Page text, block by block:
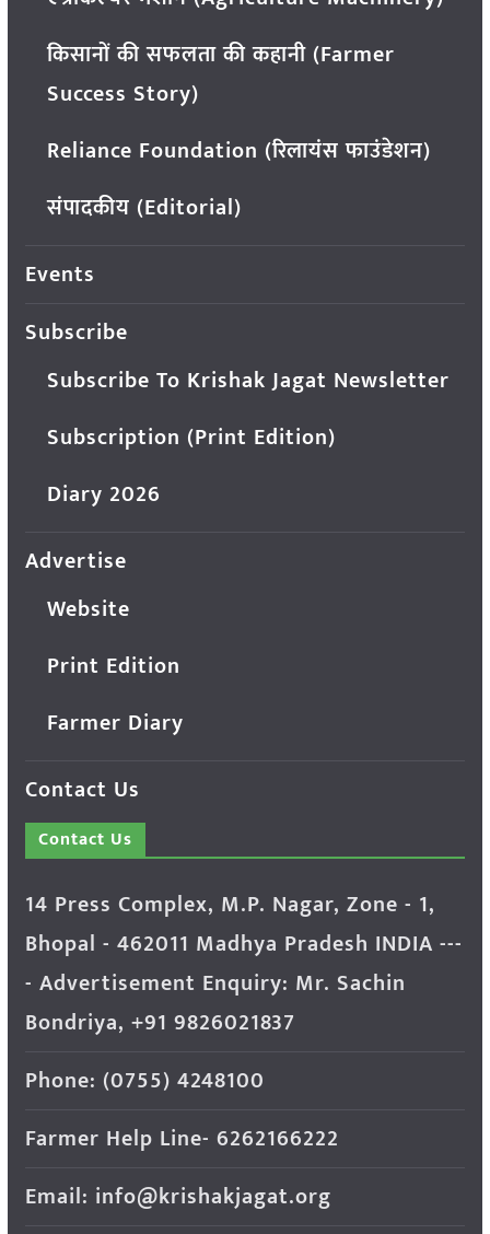
किसानों की सफलता की कहानी (Farmer
Success Story)
Reliance Foundation (रिलायंस फाउंडेशन)
संपादकीय (Editorial)
Events
Subscribe
Subscribe To Krishak Jagat Newsletter
Subscription (Print Edition)
Diary 2026
Advertise
Website
Print Edition
Farmer Diary
Contact Us
Contact Us
14 Press Complex, M.P. Nagar, Zone - 1,
Bhopal - 462011 Madhya Pradesh INDIA ---
- Advertisement Enquiry: Mr. Sachin
Bondriya, +91 9826021837
Phone: (0755) 4248100
Farmer Help Line- 6262166222
Email: info@krishakjagat.org